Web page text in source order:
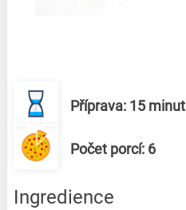
Příprava: 15 minut
Počet porcí: 6
Ingredience